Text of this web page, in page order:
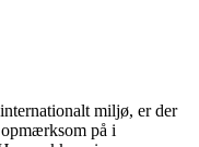
miljø, er der
på i